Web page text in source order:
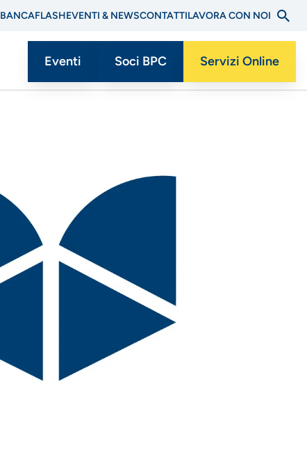
BANCAFLASHEVENTI & NEWSCONTATTILAVORA CON NOI
Menu
Eventi Soci BPC Servizi Online